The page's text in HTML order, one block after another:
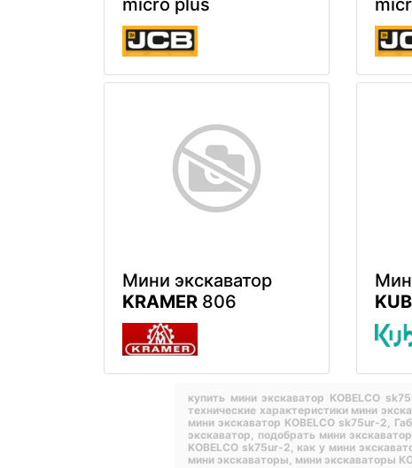
Мини экскаватор
KRAMER 806
купить мини экскаватор KOBELCO
технические характеристики мини
мини экскаватор KOBELCO sk75ur-2,
экскаватор, подобрать мини
KOBELCO sk75ur-2, как у мини
мини экскаваторы, мини экскаваторы